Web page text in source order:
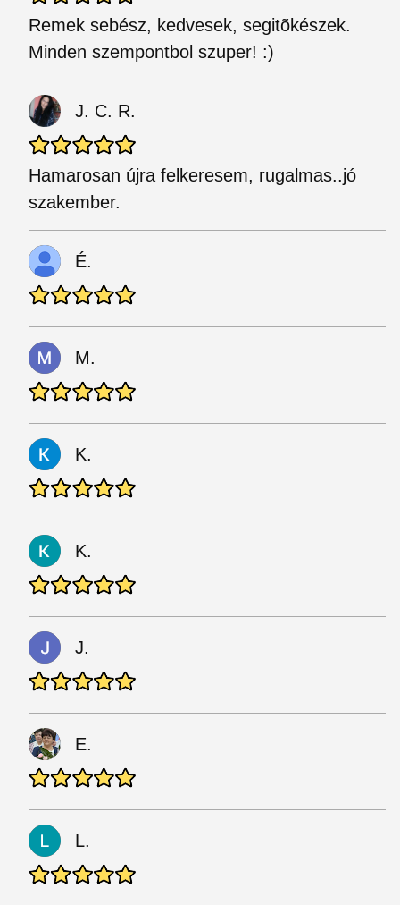
Remek sebész, kedvesek, segitõkészek.
Minden szempontbol szuper! :)
J. C. R.
Hamarosan újra felkeresem, rugalmas..jó
szakember.
É.
M.
K.
K.
J.
E.
L.